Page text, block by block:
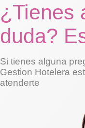
¿Tienes
duda?
Si tienes alguna
Gestion Hotelera
atenderte